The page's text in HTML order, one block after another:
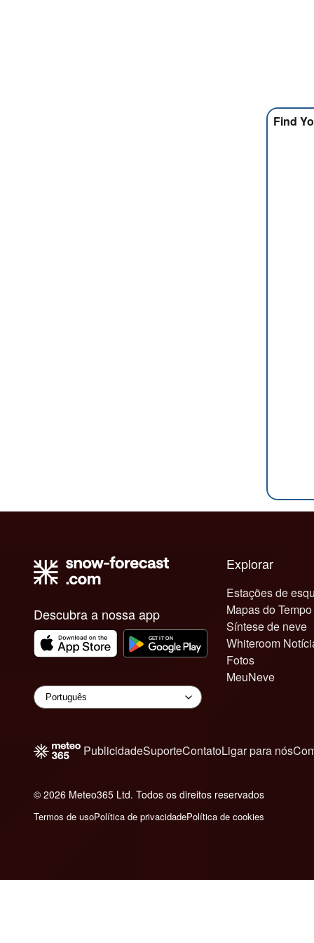
Find
Descubra a nossa app
Explorar
Estações de
Mapas do Tempo
Síntese de neve
Whiteroom
Fotos
MeuNeve
PublicidadeSuporteContatoLigar para nós
© 2026 Meteo365 Ltd. Todos os direitos reservados
Termos de usoPolítica de privacidadePolítica de cookies